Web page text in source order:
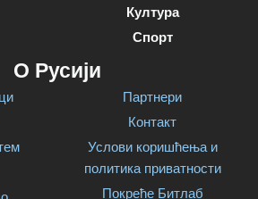
Култура
Спорт
О Русији
Партнери
Контакт
Услови коришћења и
политика приватности
Покреће Битлаб